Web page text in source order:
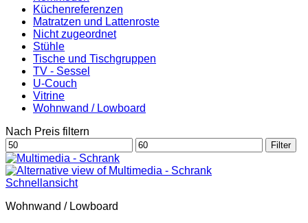
Küchenreferenzen
Matratzen und Lattenroste
Nicht zugeordnet
Stühle
Tische und Tischgruppen
TV - Sessel
U-Couch
Vitrine
Wohnwand / Lowboard
Nach Preis filtern
Min.
Preis
Max.
Preis
Filter
Schnellansicht
Wohnwand / Lowboard